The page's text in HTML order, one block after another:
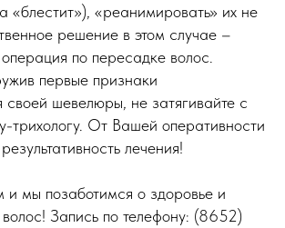
«блестит»), «реанимировать» их не
решение в этом случае –
по пересадке волос.
первые признаки
своей шевелюры, не затягивайте с
трихологу. От Вашей оперативности
лечения!
и мы позаботимся о здоровье и
Запись по телефону: (8652)